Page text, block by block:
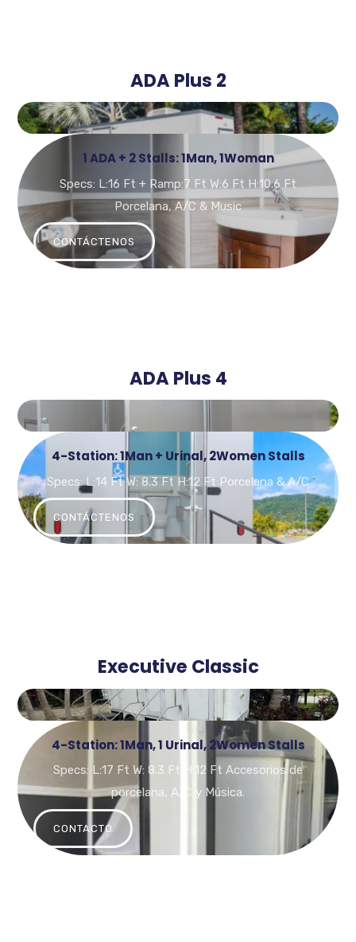
ADA Plus 2
1 ADA + 2 Stalls: 1Man, 1Woman
Specs: L:16 Ft + Ramp:7 Ft W:6 Ft H:10.6 Ft
Porcelana, A/C & Music
CONTÁCTENOS
ADA Plus 4
4-Station: 1Man + Urinal, 2Women Stalls
Specs: L:14 Ft W: 8.3 Ft H:12 Ft Porcelana & A/C
CONTÁCTENOS
Executive Classic
4-Station: 1Man, 1 Urinal, 2Women Stalls
Specs: L:17 Ft W: 8.3 Ft H:12 Ft Accesorios de
porcelana, A/C y Música.
CONTACTO